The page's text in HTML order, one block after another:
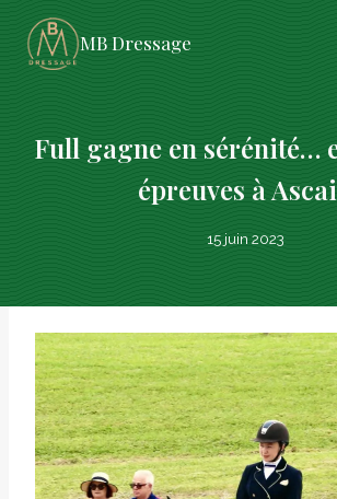
MB Dressage
Full gagne en sérénité…
épreuves à
15 juin 2023